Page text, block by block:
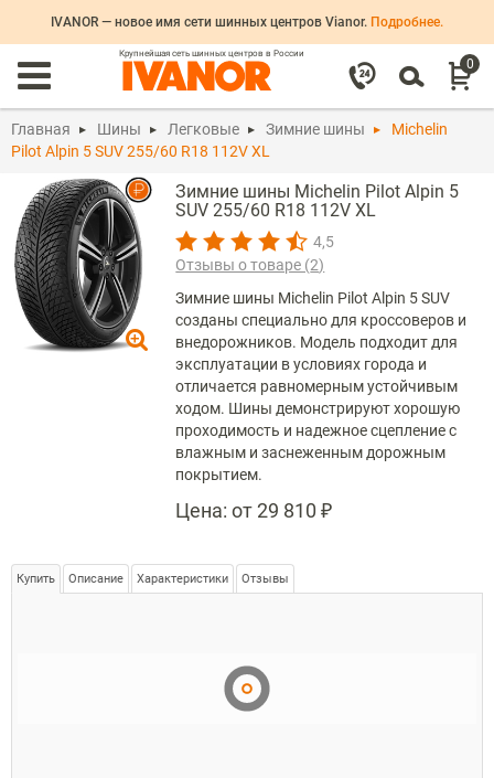
IVANOR — новое имя сети шинных центров Vianor. Подробнее.
0
Крупнейшая сеть шинных центров в России
Главная Шины Легковые Зимние шины
Michelin
Pilot Alpin 5 SUV 255/60 R18 112V XL
Зимние шины Michelin Pilot Alpin 5
SUV 255/60 R18 112V XL
4,5
Отзывы о товаре (2)
Зимние шины Michelin Pilot Alpin 5 SUV
созданы специально для кроссоверов и
внедорожников. Модель подходит для
эксплуатации в условиях города и
отличается равномерным устойчивым
ходом. Шины демонстрируют хорошую
проходимость и надежное сцепление с
влажным и заснеженным дорожным
покрытием.
Цена: от 29 810 ₽
Купить Описание Характеристики Отзывы